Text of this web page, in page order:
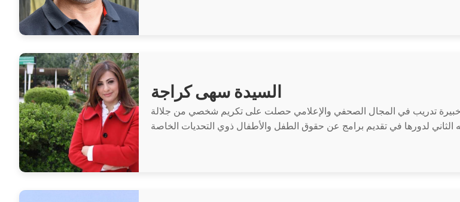
السيدة سهى كراجة
تدريب في المجال الصحفي والإعلامي حصلت على تكريم شخصي من جلالة
الثاني لدورها في تقديم برامج عن حقوق الطفل والأطفال ذوي التحديات الخاصة